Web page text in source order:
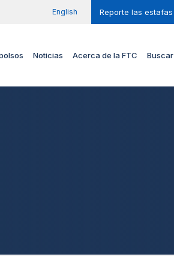
English Reporte las estafas
Noticias Acerca de la FTC Buscar